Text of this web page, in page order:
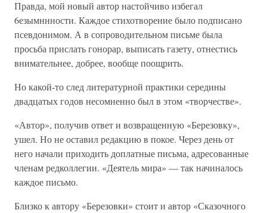
Правда, мой новый автор настойчиво избегал
6езымннности. Каждое стихотворение было подписано
псевдонимом. А в сопроводительном письме была
просьба прислать гонорар, выписать газету, отнестись
внимательнее, добрее, вообще поощрить.
Но какой-то след литературной практики середины
двадцатых годов несомненно был в этом «творчестве».
«Автор», получив ответ и возвращенную «Березовку»,
ушел. Но не оставил редакцию в покое. Через день от
него начали приходить доплатные письма, адресованные
членам редколлегии. «Деятель мира» — так начиналось
каждое письмо.
Близко к автору «Березовки» стоит и автор «Сказочного